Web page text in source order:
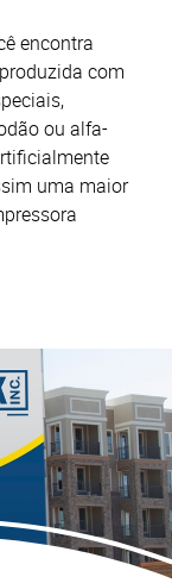
encontra
com
ou alfa-
uma maior